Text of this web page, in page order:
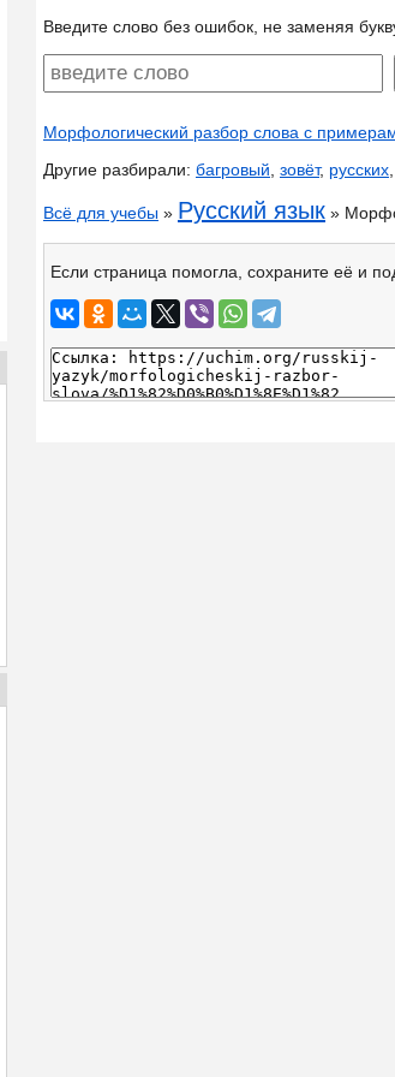
Введите слово без ошибок, не заменяя
Морфологический разбор слова с
Другие разбирали: багровый зовёт, русских
Всё для учебы » Русский язык »
Если страница помогла, сохраните её и